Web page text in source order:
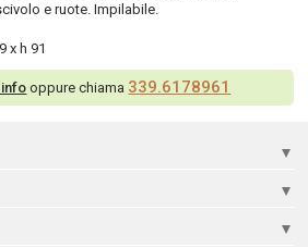
e ruote. Impilabile.
x h 91
oppure chiama 339.6178961